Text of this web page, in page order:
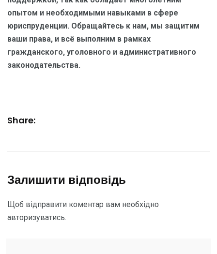
опытом и необходимыми навыками в сфере
юриспруденции. Обращайтесь к нам, мы защитим
ваши права, и всё выполним в рамках
гражданского, уголовного и административного
законодательства.
Share:
Залишити відповідь
Щоб відправити коментар вам необхідно
авторизуватись.